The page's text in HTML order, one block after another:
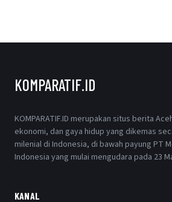
KOMPARATIF.ID
KOMPARATIF.ID merupakan situs berita
ekonomi, dan gaya hidup yang dikemas
milenial di Indonesia, di bawah payung PT
Indonesia yang mulai mengudara pada 23
KANAL